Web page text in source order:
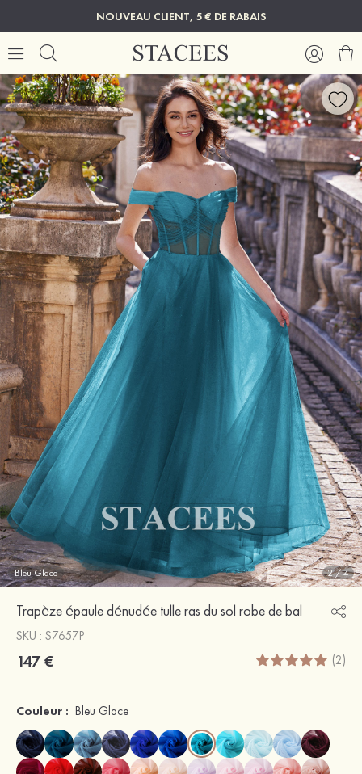
NOUVEAU CLIENT, 5 € DE RABAIS
Bleu Glace 2/4
Trapèze épaule dénudée tulle ras du sol robe de bal
SKU : S7657P
147 € (2)
Couleur : Bleu Glace